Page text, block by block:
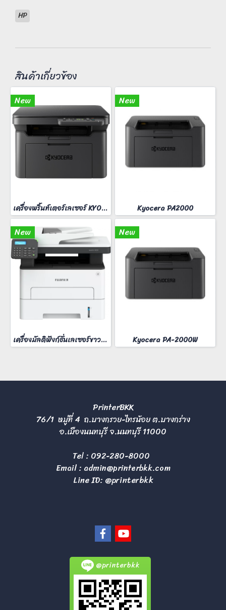
HP
สินค้าเกี่ยวข้อง
New
เครื่องพริ้นท์เตอร์เลเซอร์ KYOCERA MA-2000W
New
Kyocera PA2000
New
เครื่องมัลติฟังก์ชั่นเลเซอร์ขาวดำ FUJIFilm ApeosPort 3410SD
New
Kyocera PA-2000W
PrinterBKK
76/1 หมู่ที่ 4 ถ.บางกรวย-ไทรน้อย ต.บางกร่าง
อ.เมืองนนทบุรี จ.นนทบุรี 11000
Tel : 092-280-8000
Email : admin@printerbkk.com
Line ID: @printerbkk
@printerbkk